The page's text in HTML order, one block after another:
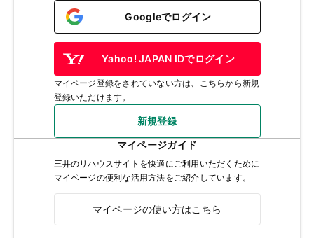
Googleでログイン
Yahoo! JAPAN IDでログイン
マイページ登録をされていない方は、こちらから新規
登録いただけます。
新規登録
マイページガイド
三井のリハウスサイトを快適にご利用いただくために
マイページの便利な活用方法をご紹介しています。
マイページの使い方はこちら